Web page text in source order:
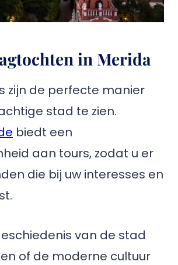
in Merida
zijn de perfecte manier
stad te zien.
biedt een
aan tours, zodat u er
die bij uw interesses en
van de stad
of de moderne cultuur